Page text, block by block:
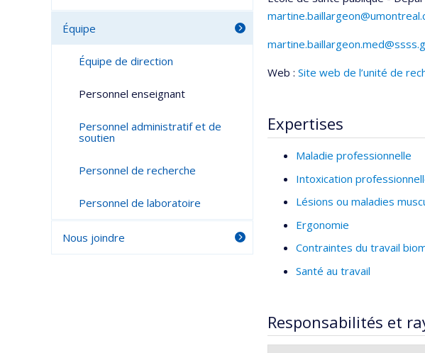
Web : Site web de l’unité de
Expertises
Maladie professionnelle
Intoxication
Lésions ou maladies
Ergonomie
Contraintes du travail
Santé au travail
Responsabilités et
Équipe
Équipe de direction
Personnel enseignant
Personnel administratif et de
soutien
Personnel de recherche
Personnel de laboratoire
Nous joindre